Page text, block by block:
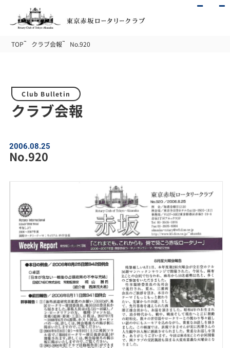
TOP クラブ会報 No.920
Club Bulletin
クラブ会報
2006.08.25
No.920